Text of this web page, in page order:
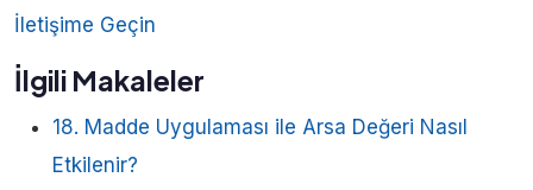
İletişime Geçin
İlgili Makaleler
18. Madde Uygulaması ile Arsa Değeri Nasıl
Etkilenir?